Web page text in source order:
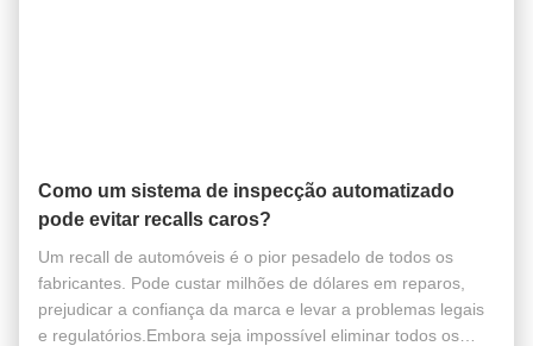
Como um sistema de inspecção automatizado
pode evitar recalls caros?
Um recall de automóveis é o pior pesadelo de todos os
fabricantes. Pode custar milhões de dólares em reparos,
prejudicar a confiança da marca e levar a problemas legais
e regulatórios.Embora seja impossível eliminar todos os